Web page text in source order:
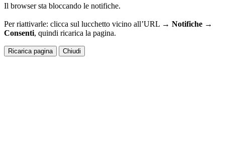
Il browser sta bloccando le notifiche.
Per riattivarle: clicca sul lucchetto vicino all’URL → Notifiche →
Consenti, quindi ricarica la pagina.
Ricarica pagina Chiudi